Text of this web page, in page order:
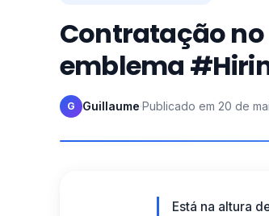
Contratação no
emblema
G Guillaume·Publicado em 20 de
Está na altura